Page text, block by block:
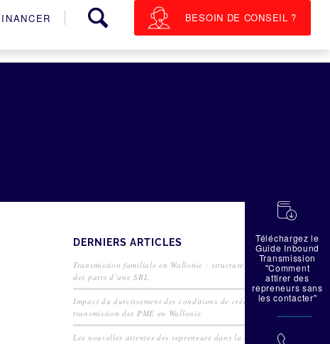
BESOIN DE CONSEIL ?
DERNIERS ARTICLES
Transmission familiale en Wallonie : structurer la cession
des parts d’une SRL
Impact du durcissement des conditions de crédit sur la
transmission des PME en Wallonie
Les nouvelles attentes des repreneurs dans la transmission
蠟
Téléchargez le
Guide Inbound
Transmission
"Comment
attirer des
repreneurs sans
les contacter"